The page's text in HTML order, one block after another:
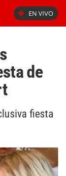
EN VIVO
de
fiesta